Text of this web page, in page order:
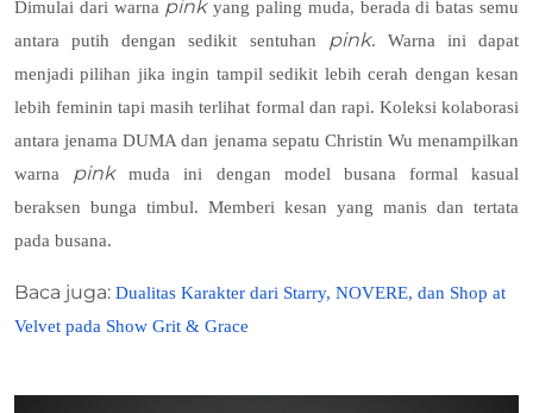
Dimulai dari warna pinkyang paling muda, berada di batas semu
antara putih dengan sedikit sentuhan pink. Warna ini dapat
menjadi pilihan jika ingin tampil sedikit lebih cerah dengan kesan
lebih feminin tapi masih terlihat formal dan rapi. Koleksi kolaborasi
antara jenama DUMA dan jenama sepatu Christin Wu menampilkan
warna pinkmuda ini dengan model busana formal kasual
beraksen bunga timbul. Memberi kesan yang manis dan tertata
pada busana.
Baca juga: Dualitas Karakter dari Starry, NOVERE, dan Shop at
Velvet pada Show Grit & Grace